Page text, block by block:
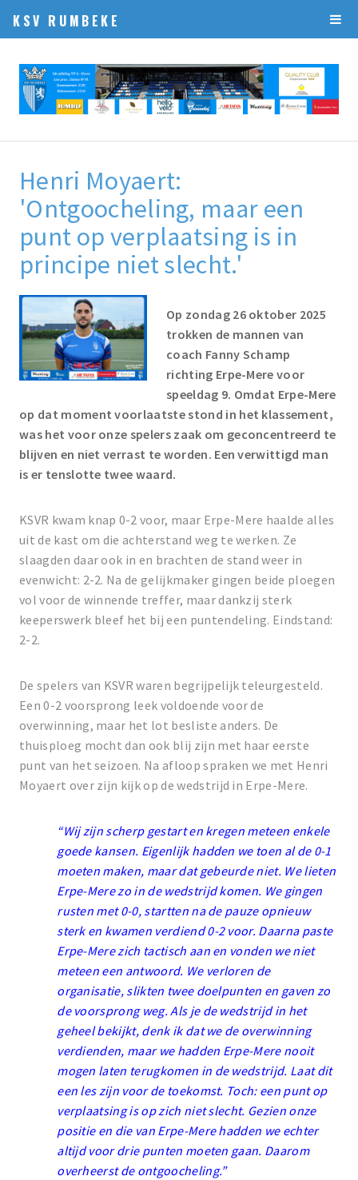
KSV RUMBEKE
Henri Moyaert:
'Ontgoocheling, maar een
punt op verplaatsing is in
principe niet slecht.'
Op zondag 26 oktober 2025
trokken de mannen van
coach Fanny Schamp
richting Erpe-Mere voor
speeldag 9. Omdat Erpe-Mere
op dat moment voorlaatste stond in het klassement,
was het voor onze spelers zaak om geconcentreerd te
blijven en niet verrast te worden. Een verwittigd man
is er tenslotte twee waard.
KSVR kwam knap 0-2 voor, maar Erpe-Mere haalde alles
uit de kast om die achterstand weg te werken. Ze
slaagden daar ook in en brachten de stand weer in
evenwicht: 2-2. Na de gelijkmaker gingen beide ploegen
vol voor de winnende treffer, maar dankzij sterk
keeperswerk bleef het bij een puntendeling. Eindstand:
2-2.
De spelers van KSVR waren begrijpelijk teleurgesteld.
Een 0-2 voorsprong leek voldoende voor de
overwinning, maar het lot besliste anders. De
thuisploeg mocht dan ook blij zijn met haar eerste
punt van het seizoen. Na afloop spraken we met Henri
Moyaert over zijn kijk op de wedstrijd in Erpe-Mere.
“Wij zijn scherp gestart en kregen meteen enkele
goede kansen. Eigenlijk hadden we toen al de 0-1
moeten maken, maar dat gebeurde niet. We lieten
Erpe-Mere zo in de wedstrijd komen. We gingen
rusten met 0-0, startten na de pauze opnieuw
sterk en kwamen verdiend 0-2 voor. Daarna paste
Erpe-Mere zich tactisch aan en vonden we niet
meteen een antwoord. We verloren de
organisatie, slikten twee doelpunten en gaven zo
de voorsprong weg. Als je de wedstrijd in het
geheel bekijkt, denk ik dat we de overwinning
verdienden, maar we hadden Erpe-Mere nooit
mogen laten terugkomen in de wedstrijd. Laat dit
een les zijn voor de toekomst. Toch: een punt op
verplaatsing is op zich niet slecht. Gezien onze
positie en die van Erpe-Mere hadden we echter
altijd voor drie punten moeten gaan. Daarom
overheerst de ontgoocheling.”